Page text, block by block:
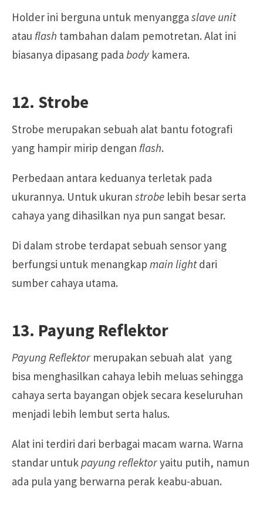
Holder ini berguna untuk menyangga slave unit
atau flash tambahan dalam pemotretan. Alat ini
biasanya dipasang pada body kamera.
12. Strobe
Strobe merupakan sebuah alat bantu fotografi
yang hampir mirip dengan flash.
Perbedaan antara keduanya terletak pada
ukurannya. Untuk ukuran strobe lebih besar serta
cahaya yang dihasilkan nya pun sangat besar.
Di dalam strobe terdapat sebuah sensor yang
berfungsi untuk menangkap main lightdari
sumber cahaya utama.
13. Payung Reflektor
Payung Reflektor merupakan sebuah alat yang
bisa menghasilkan cahaya lebih meluas sehingga
cahaya serta bayangan objek secara keseluruhan
menjadi lebih lembut serta halus.
Alat ini terdiri dari berbagai macam warna. Warna
standar untukpayung reflektoryaitu putih, namun
ada pula yang berwarna perak keabu-abuan.